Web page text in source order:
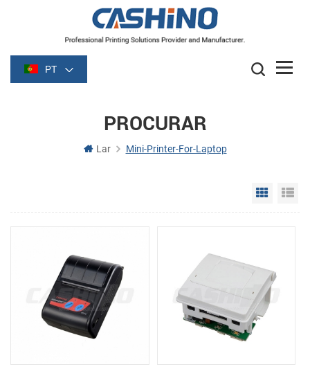
PT
PROCURAR
Lar Mini-Printer-For-Laptop
Grid